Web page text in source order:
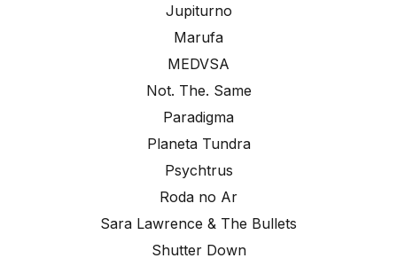
Jupiturno
Marufa
MEDVSA
Not. The. Same
Paradigma
Planeta Tundra
Psychtrus
Roda no Ar
Sara Lawrence & The Bullets
Shutter Down